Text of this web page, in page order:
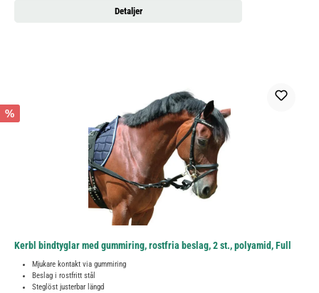
Detaljer
%
Kerbl bindtyglar med gummiring, rostfria beslag, 2 st., polyamid, Full
Mjukare kontakt via gummiring
Beslag i rostfritt stål
Steglöst justerbar längd